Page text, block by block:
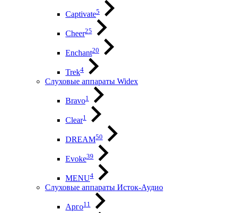
Captivate5
Cheer25
Enchant20
Trek4
Слуховые аппараты Widex
Bravo1
Clear1
DREAM50
Evoke39
MENU4
Слуховые аппараты Исток-Аудио
Арго11